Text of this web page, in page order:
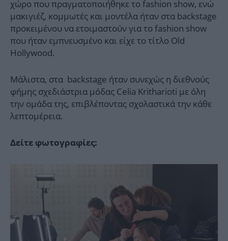
χώρο που πραγματοποιήθηκε το fashion show, ενώ
μακιγιέζ, κομμωτές και μοντέλα ήταν στα backstage
προκειμένου να ετοιμαστούν για τo fashion show
που ήταν εμπνευσμένο και είχε το τίτλο Old
Hollywood.
Μάλιστα, στα backstage ήταν συνεχώς η διεθνούς
φήμης σχεδιάστρια μόδας Celia Kritharioti με όλη
την ομάδα της, επιβλέποντας σχολαστικά την κάθε
λεπτομέρεια.
Δείτε φωτογραφίες: